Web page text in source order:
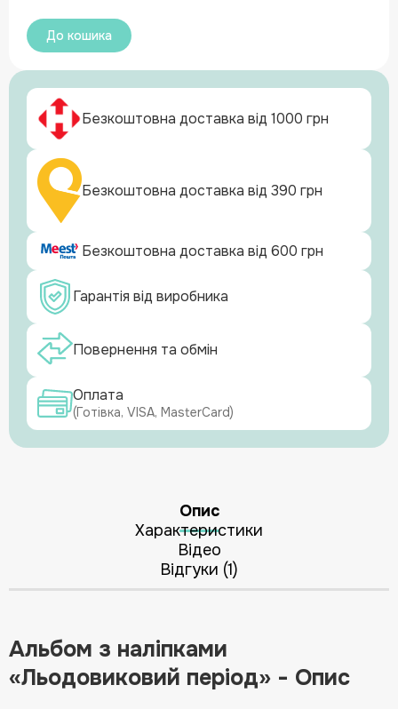
До кошика
Безкоштовна доставка від 1000 грн
Безкоштовна доставка від 390 грн
Безкоштовна доставка від 600 грн
Гарантія від виробника
Повернення та обмін
Оплата
(Готівка, VISA, MasterCard)
Опис
Характеристики
Відео
Відгуки (1)
Альбом з наліпками
«Льодовиковий період» - Опис